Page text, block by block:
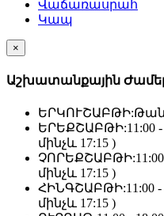
Վաճառասրահ
Կապ
×
Աշխատանքային
ԵՐԿՈՒՇԱԲԹԻ:
ԵՐԵՔՇԱԲԹԻ:11:00
մինչև 17:15 )
ՉՈՐԵՔՇԱԲԹԻ:
մինչև 17:15 )
ՀԻՆԳՇԱԲԹԻ:11:00
մինչև 17:15 )